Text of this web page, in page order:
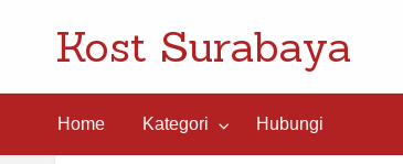
Kost Surabaya
Home Kategori Hubungi